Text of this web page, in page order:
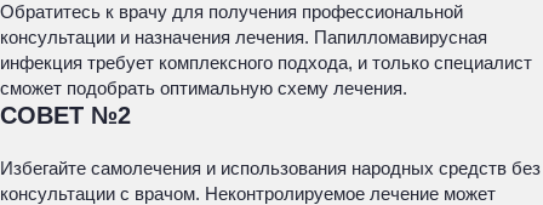
Обратитесь к врачу для получения профессиональной
консультации и назначения лечения. Папилломавирусная
инфекция требует комплексного подхода, и только специалист
сможет подобрать оптимальную схему лечения.
СОВЕТ №2
Избегайте самолечения и использования народных средств без
консультации с врачом. Неконтролируемое лечение может